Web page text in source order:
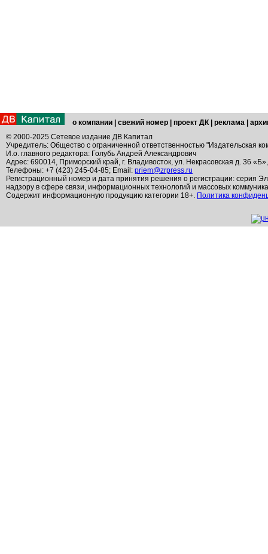
о компании свежий номер проект ДК реклама
© 2000-2025 Сетевое издание ДВ Капитал
Учредитель: Общество с ограниченной ответственностью "Издательская
И.о. главного редактора: Голубь Андрей Александрович
Адрес: 690014, Приморский край, г. Владивосток, ул. Некрасовская д. 36
Телефоны: +7 (423) 245-04-85; Email: priem@zrpress.ru
Регистрационный номер и дата принятия решения о регистрации: серия
надзору в сфере связи, информационных технологий и массовых
Содержит информационную продукцию категории 18+. Политика